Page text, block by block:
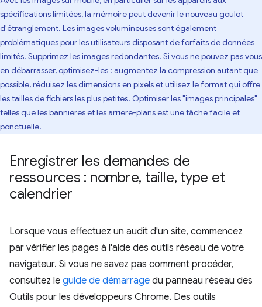
spécifications limitées, la mémoire peut devenir le nouveau goulot
d'étranglement. Les images volumineuses sont également
problématiques pour les utilisateurs disposant de forfaits de données
limités. Supprimez les images redondantes. Si vous ne pouvez pas vous
en débarrasser, optimisez-les : augmentez la compression autant que
possible, réduisez les dimensions en pixels et utilisez le format qui offre
les tailles de fichiers les plus petites. Optimiser les "images principales"
telles que les bannières et les arrière-plans est une tâche facile et
ponctuelle.
Enregistrer les demandes de
ressources : nombre, taille, type et
calendrier
Lorsque vous effectuez un audit d'un site, commencez
par vérifier les pages à l'aide des outils réseau de votre
navigateur. Si vous ne savez pas comment procéder,
consultez le guide de démarrage du panneau réseau des
Outils pour les développeurs Chrome. Des outils